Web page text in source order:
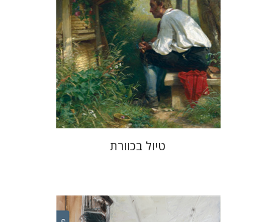
עכשיו בהנחה
$46
$34
טיול בכוורת